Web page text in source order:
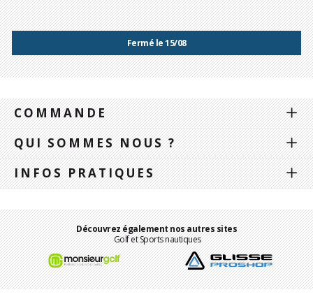
Fermé le 15/08
COMMANDE
QUI SOMMES NOUS ?
INFOS PRATIQUES
Découvrez également nos autres sites
Golf et Sports nautiques